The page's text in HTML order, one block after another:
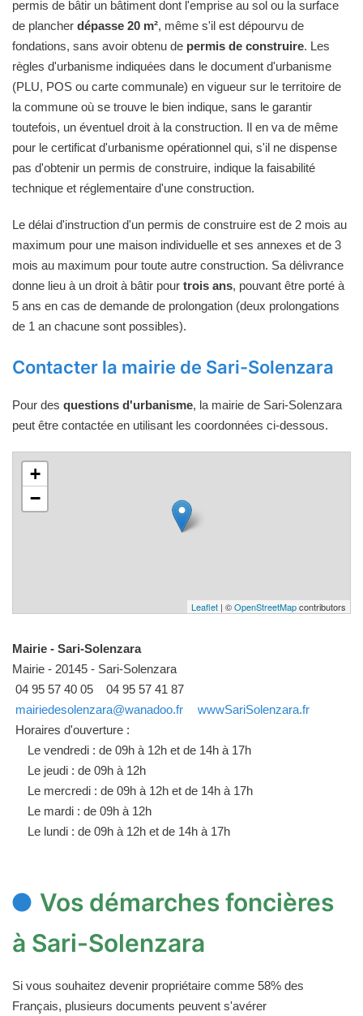
permis de bâtir un bâtiment dont l'emprise au sol ou la surface
de plancher dépasse 20 m², même s'il est dépourvu de
fondations, sans avoir obtenu de permis de construire. Les
règles d'urbanisme indiquées dans le document d'urbanisme
(PLU, POS ou carte communale) en vigueur sur le territoire de
la commune où se trouve le bien indique, sans le garantir
toutefois, un éventuel droit à la construction. Il en va de même
pour le certificat d'urbanisme opérationnel qui, s'il ne dispense
pas d'obtenir un permis de construire, indique la faisabilité
technique et réglementaire d'une construction.
Le délai d'instruction d'un permis de construire est de 2 mois au
maximum pour une maison individuelle et ses annexes et de 3
mois au maximum pour toute autre construction. Sa délivrance
donne lieu à un droit à bâtir pour trois ans, pouvant être porté à
5 ans en cas de demande de prolongation (deux prolongations
de 1 an chacune sont possibles).
Contacter la mairie de Sari-Solenzara
Pour des questions d'urbanisme, la mairie de Sari-Solenzara
peut être contactée en utilisant les coordonnées ci-dessous.
+
−
Leaflet | ©OpenStreetMapcontributors
Mairie - Sari-Solenzara
Mairie - 20145 - Sari-Solenzara
04 95 57 40 05
04 95 57 41 87
mairiedesolenzara@wanadoo.fr
wwwSariSolenzara.fr
Horaires d'ouverture :
Le vendredi : de 09h à 12h et de 14h à 17h
Le jeudi : de 09h à 12h
Le mercredi : de 09h à 12h et de 14h à 17h
Le mardi : de 09h à 12h
Le lundi : de 09h à 12h et de 14h à 17h
Vos démarches foncières
à Sari-Solenzara
Si vous souhaitez devenir propriétaire comme 58% des
Français, plusieurs documents peuvent s'avérer